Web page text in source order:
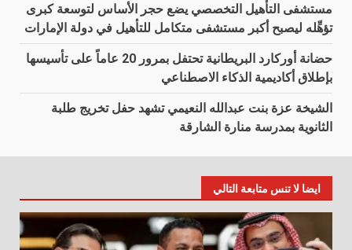
مستشفى التأهيل التخصصي يضع حجر الأساس لتوسعة كبرى
تؤهِّله ليصبح أكبر مستشفى متكامل للتأهيل في دولة الإمارات
حضانة أوركارد البريطانية تحتفل بمرور 20 عاماً على تأسيسها
بإطلاق أكاديمية الذكاء الاصطناعي
الشيخة عزة بنت عبدالله النعيمي تشهد حفل تخريج طلبة
الثانوية بمدرسة منارة الشارقة
ايضا لا تنس متابعة التالي